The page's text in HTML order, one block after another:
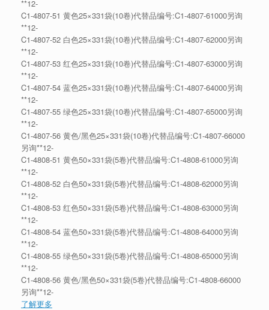
**12-
C1-4807-51 黄色25×331袋(10卷)代替品编号:C1-4807-61000另询
**12-
C1-4807-52 白色25×331袋(10卷)代替品编号:C1-4807-62000另询
**12-
C1-4807-53 红色25×331袋(10卷)代替品编号:C1-4807-63000另询
**12-
C1-4807-54 蓝色25×331袋(10卷)代替品编号:C1-4807-64000另询
**12-
C1-4807-55 绿色25×331袋(10卷)代替品编号:C1-4807-65000另询
**12-
C1-4807-56 黄色/黑色25×331袋(10卷)代替品编号:C1-4807-66000
另询**12-
C1-4808-51 黄色50×331袋(5卷)代替品编号:C1-4808-61000另询
**12-
C1-4808-52 白色50×331袋(5卷)代替品编号:C1-4808-62000另询
**12-
C1-4808-53 红色50×331袋(5卷)代替品编号:C1-4808-63000另询
**12-
C1-4808-54 蓝色50×331袋(5卷)代替品编号:C1-4808-64000另询
**12-
C1-4808-55 绿色50×331袋(5卷)代替品编号:C1-4808-65000另询
**12-
C1-4808-56 黄色/黑色50×331袋(5卷)代替品编号:C1-4808-66000
另询**12-
了解更多